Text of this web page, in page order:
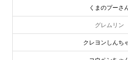
くまのプーさ
グレムリン
クレヨンしんち